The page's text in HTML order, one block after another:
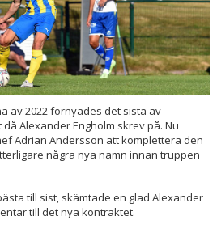
av 2022 förnyades det sista av
Alexander Engholm skrev på. Nu
Adrian Andersson att komplettera den
några nya namn innan truppen
till sist, skämtade en glad Alexander
till det nya kontraktet.